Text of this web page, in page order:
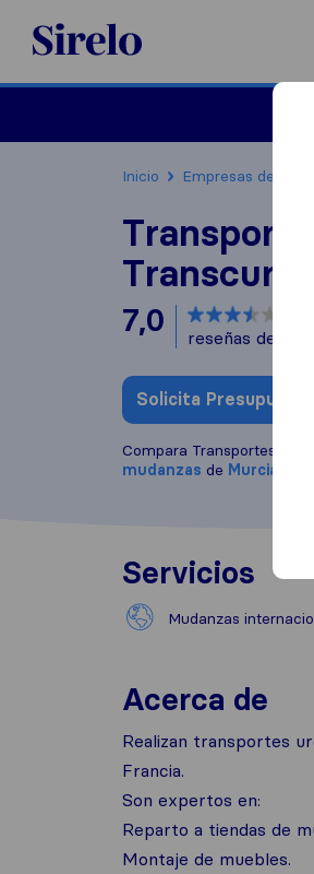
Sirelo.es
Inicio Empresas de
Transcurro
7,0
reseñas de
Solicita
Compara Transportes y
mudanzas de Murcia
Servicios
Mudanzas
Acerca de
Realizan transportes
Francia.
Son expertos en:
Reparto a tiendas de
Montaje de muebles.